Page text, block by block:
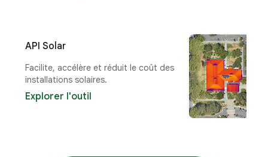
API Solar
Facilite, accélère et réduit le coût des
installations solaires.
Explorer l'outil